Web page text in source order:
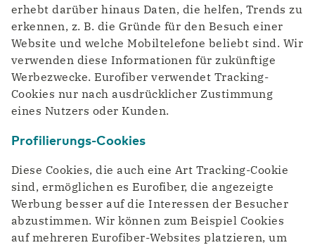
erhebt darüber hinaus Daten, die helfen, Trends zu
erkennen, z. B. die Gründe für den Besuch einer
Website und welche Mobiltelefone beliebt sind. Wir
verwenden diese Informationen für zukünftige
Werbezwecke. Eurofiber verwendet Tracking-
Cookies nur nach ausdrücklicher Zustimmung
eines Nutzers oder Kunden.
Profilierungs-Cookies
Diese Cookies, die auch eine Art Tracking-Cookie
sind, ermöglichen es Eurofiber, die angezeigte
Werbung besser auf die Interessen der Besucher
abzustimmen. Wir können zum Beispiel Cookies
auf mehreren Eurofiber-Websites platzieren, um